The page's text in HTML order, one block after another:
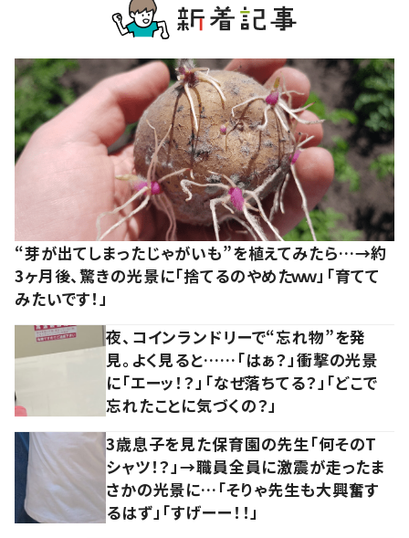
“芽が出てしまったじゃがいも”を植えてみたら…→約
3ヶ月後、驚きの光景に「捨てるのやめたｗｗ」「育てて
みたいです！」
夜、コインランドリーで“忘れ物”を発
見。よく見ると……「はぁ？」衝撃の光景
に「エーッ！？」「なぜ落ちてる？」「どこで
忘れたことに気づくの？」
3歳息子を見た保育園の先生「何そのT
シャツ！？」→職員全員に激震が走ったま
さかの光景に…「そりゃ先生も大興奮す
るはず」「すげーー！！」